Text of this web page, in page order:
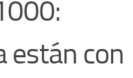
están con